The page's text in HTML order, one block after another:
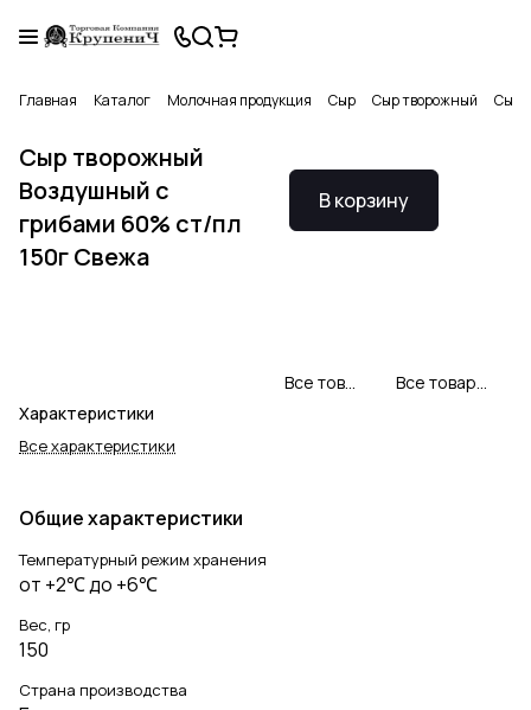
Главная Каталог Молочная продукция Сыр Сыр творожный Сыр
Сыр творожный
Воздушный с
грибами 60% ст/пл
150г Свежа
Характеристики
Все характеристики
В корзину
Все товары Sveza Все товары категории
Общие характеристики
Температурный режим хранения
от +2℃ до +6℃
Вес, гр
150
Страна производства